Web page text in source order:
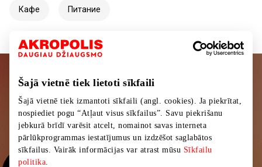
Šajā vietnē tiek lietoti sīkfaili
Šajā vietnē tiek izmantoti sīkfaili (angl. cookies). Ja piekrītat,
nospiediet pogu “Atļaut visus sīkfailus”. Savu piekrišanu
jebkurā brīdī varēsit atcelt, nomainot savas interneta
pārlūkprogrammas iestatījumus un izdzēšot saglabātos
sīkfailus. Vairāk informācijas var atrast mūsu Sīkfailu
politika.
Кафе Питание
Подписывайтесь на рассылку
новостей
Узнайте первыми о лучших предложениях,
мероприятиях и самой свежей информации от
торгового центра AKROPOLIS.